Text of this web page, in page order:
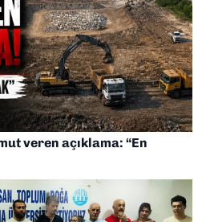
veren açıklama: “En